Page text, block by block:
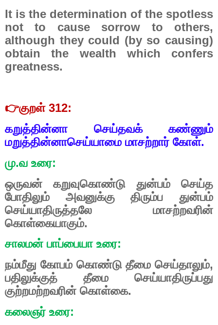
It is the determination of the spotless
not to cause sorrow to others,
although they could (by so causing)
obtain the wealth which confers
greatness.
👉குறள் 312:
கறுத்தின்னா செய்தவக் கண்ணும்
மறுத்தின்னாசெய்யாமை மாசற்றார் கோள்.
மு.வ உரை:
ஒருவன் கறுவுகொண்டு துன்பம் செய்த
போதிலும் அவனுக்கு திரும்ப துன்பம்
செய்யாதிருத்தலே மாசற்றவரின்
கொள்கையாகும்.
சாலமன் பாப்பையா உரை:
நம்மீது கோபம் கொண்டு தீமை செய்தாலும்,
பதிலுக்குத் தீமை செய்யாதிருப்பது
குற்றமற்றவரின் கொள்கை.
கலைஞர் உரை: